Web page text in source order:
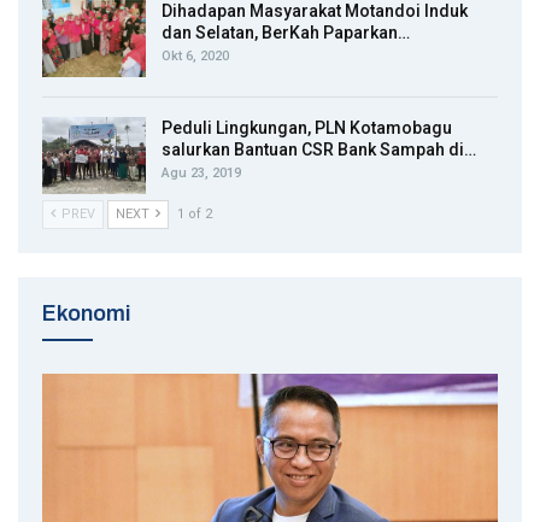
Dihadapan Masyarakat Motandoi Induk
dan Selatan, BerKah Paparkan…
Okt 6, 2020
Peduli Lingkungan, PLN Kotamobagu
salurkan Bantuan CSR Bank Sampah di…
Agu 23, 2019
PREV NEXT 1 of 2
Ekonomi